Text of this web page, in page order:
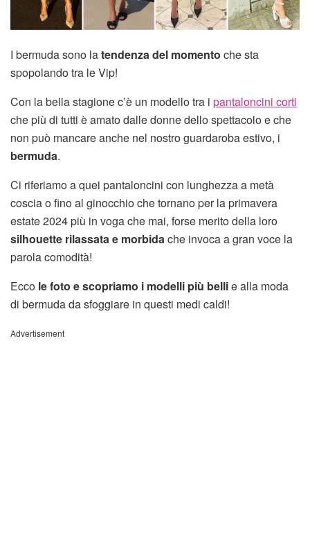
I bermuda sono latendenza del momento che sta
spopolando tra le Vip!
Con la bella stagione c’è un modello tra i pantaloncini corti
che più di tutti è amato dalle donne dello spettacolo e che
non può mancare anche nel nostro guardaroba estivo, i
bermuda.
Ci riferiamo a quei pantaloncini con lunghezza a metà
coscia o fino al ginocchio che tornano per la primavera
estate 2024 più in voga che mai, forse merito della loro
silhouette rilassata e morbida che invoca a gran voce la
parola comodità!
Ecco le foto e scopriamo i modelli più bellie alla moda
di bermuda da sfoggiare in questi medi caldi!
Advertisement